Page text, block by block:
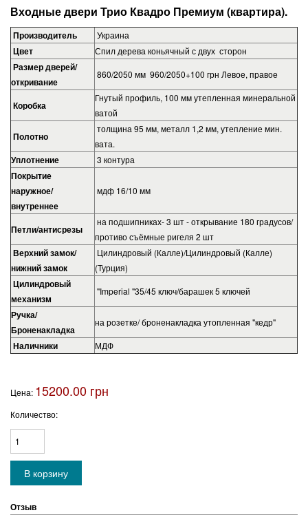
Входные двери Трио Квадро Премиум (квартира).
Производитель Украина
Цвет Спил дерева коньячный с двух сторон
Размер дверей/
откривание
860/2050 мм 960/2050+100 грн Левое, правое
Коробка
Гнутый профиль, 100 мм утепленная минеральной
ватой
Полотно
толщина 95 мм, металл 1,2 мм, утепление мин.
вата.
Уплотнение 3 контура
Покрытие
наружное/
внутреннее
мдф 16/10 мм
Петли/антисрезы
на подшипниках- 3 шт - открывание 180 градусов/
противо съёмные ригеля 2 шт
Верхний замок/
нижний замок
Цилиндровый (Калле)/Цилиндровый (Калле)
(Турция)
Цилиндровый
механизм
"Imperial "35/45 ключ/барашек 5 ключей
Ручка/
Броненакладка
на розетке/ броненакладка утопленная "кедр"
Наличники МДФ
Цена: 15200.00 грн
Количество:
Отзыв